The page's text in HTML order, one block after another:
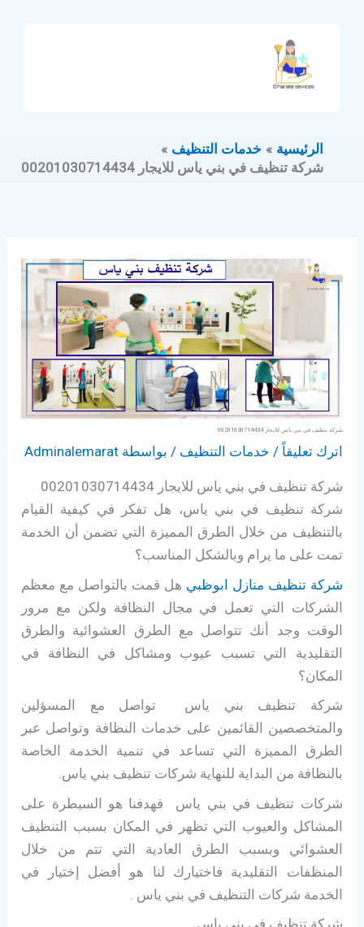
الرئيسية
خدمات التنظيف
شركة تنظيف في بني ياس للايجار 00201030714434
شركة تنظيف في بني ياس للايجار 00201030714434
اترك تعليقاً / خدمات التنظيف / بواسطة Adminalemarat
شركة تنظيف في بني ياس للايجار 00201030714434
شركة تنظيف في بني ياس، هل تفكر في كيفية القيام
بالتنظيف من خلال الطرق المميزة التي تضمن أن الخدمة
تمت على ما يرام وبالشكل المناسب؟
شركة تنظيف منازل ابوظبي هل قمت بالتواصل مع معظم
الشركات التي تعمل في مجال النظافة ولكن مع مرور
الوقت وجد أنك تتواصل مع الطرق العشوائية والطرق
التقليدية التي تسبب عيوب ومشاكل في النظافة في
المكان؟
شركة تنظيف بني ياس تواصل مع المسؤلين
والمتخصصين القائمين على خدمات النظافة وتواصل عبر
الطرق المميزة التي تساعد في تنمية الخدمة الخاصة
بالنظافة من البداية للنهاية شركات تنظيف بني ياس.
شركات تنظيف في بني ياس فهدفنا هو السيطرة على
المشاكل والعيوب التي تظهر في المكان بسبب التنظيف
العشوائي وبسبب الطرق العادية التي تتم من خلال
المنظفات التقليدية فاختيارك لنا هو أفضل إختيار في
الخدمة شركات التنظيف في بني ياس .